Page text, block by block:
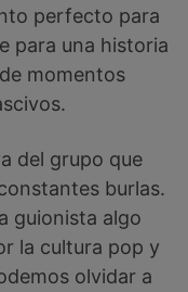
perfecto para
para una historia
momentos
del grupo que
burlas.
guionista algo
la cultura pop y
olvidar a